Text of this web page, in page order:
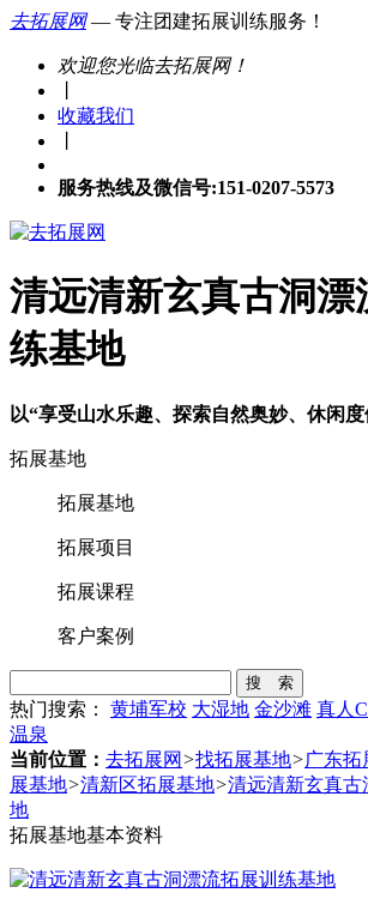
去拓展网— 专注团建拓展训练服务！
欢迎您光临去拓展网！
收藏我们
服务热线及微信号:151-0207-5573
清远清新玄真古洞漂
练基地
以“享受山水乐趣、探索自然奥妙、休闲
拓展基地
拓展基地
拓展项目
拓展课程
客户案例
搜 索
热门搜索： 黄埔军校 大湿地 金沙滩 真人
温泉
当前位置： 去拓展网 >找拓展基地>广东拓
展基地>清新区拓展基地>清远清新玄真古
地
拓展基地基本资料